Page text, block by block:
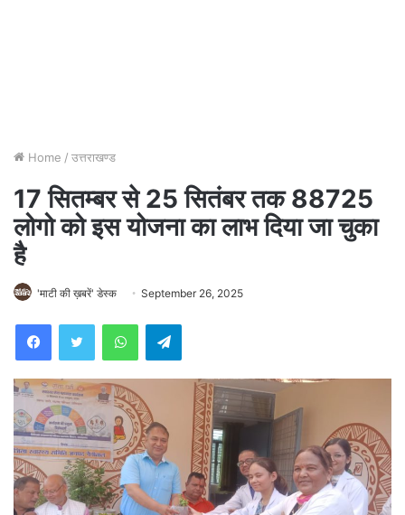
Home / उत्तराखण्ड
17 सितम्बर से 25 सितंबर तक 88725
लोगो को इस योजना का लाभ दिया जा चुका
है
'माटी की ख़बरें' डेस्क September 26, 2025
WhatsAppTelegram